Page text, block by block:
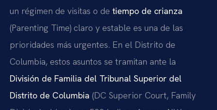
un régimen de visitas o de tiempo de crianza
(Parenting Time) claro y estable es una de las
prioridades más urgentes. En el Distrito de
Columbia, estos asuntos se tramitan ante la
División de Familia del Tribunal Superior del
Distrito de Columbia (DC Superior Court, Family